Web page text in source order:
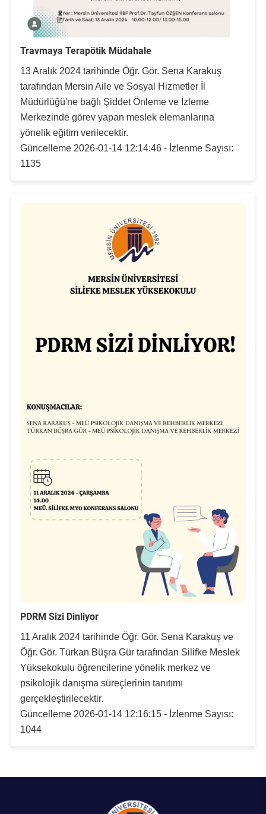
Travmaya Terapötik Müdahale
13 Aralık 2024 tarihinde Öğr. Gör. Sena Karakuş
tarafından Mersin Aile ve Sosyal Hizmetler İl
Müdürlüğü'ne bağlı Şiddet Önleme ve İzleme
Merkezinde görev yapan meslek elemanlarına
yönelik eğitim verilecektir.
Güncelleme 2026-01-14 12:14:46 - İzlenme Sayısı:
1135
PDRM Sizi Dinliyor
11 Aralık 2024 tarihinde Öğr. Gör. Sena Karakuş ve
Öğr. Gör. Türkan Büşra Gür tarafından Silifke Meslek
Yüksekokulu öğrencilerine yönelik merkez ve
psikolojik danışma süreçlerinin tanıtımı
gerçekleştirilecektir.
Güncelleme 2026-01-14 12:16:15 - İzlenme Sayısı:
1044